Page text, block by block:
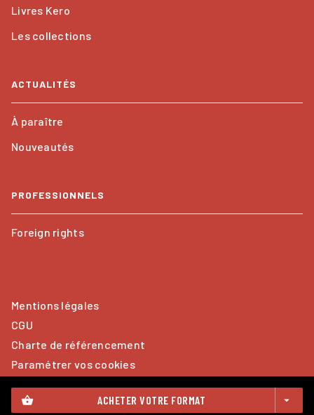
shopping_basket ACHETER VOTRE FORMAT arrow_drop_down
Livres Kero
Les collections
ACTUALITÉS
À paraître
Nouveautés
PROFESSIONNELS
Foreign rights
Mentions légales
CGU
Charte de référencement
Paramétrer vos cookies